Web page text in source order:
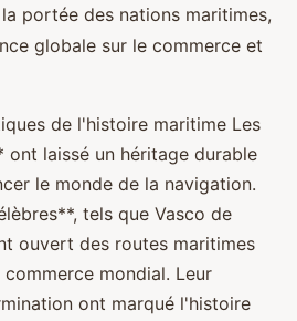
portée des nations maritimes,
globale sur le commerce et
de l'histoire maritime Les
laissé un héritage durable
le monde de la navigation.
tels que Vasco de
ouvert des routes maritimes
mondial. Leur
ont marqué l'histoire